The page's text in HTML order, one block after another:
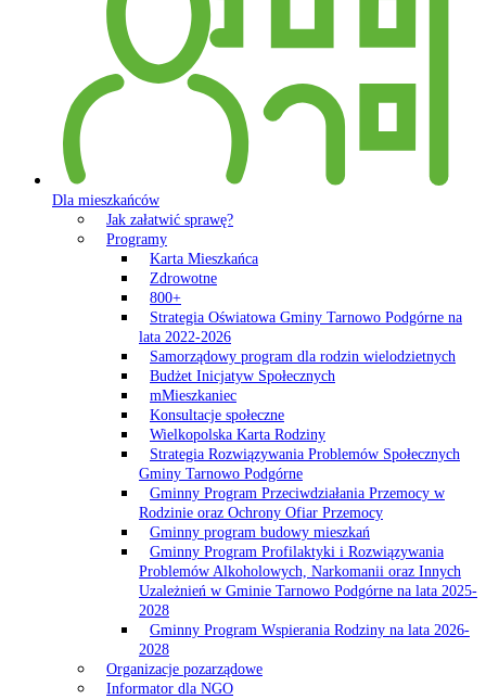
Dla mieszkańców
Jak załatwić sprawę?
Programy
Karta Mieszkańca
Zdrowotne
800+
Strategia Oświatowa Gminy Tarnowo Podgórne na
lata 2022-2026
Samorządowy program dla rodzin wielodzietnych
Budżet Inicjatyw Społecznych
mMieszkaniec
Konsultacje społeczne
Wielkopolska Karta Rodziny
Strategia Rozwiązywania Problemów Społecznych
Gminy Tarnowo Podgórne
Gminny Program Przeciwdziałania Przemocy w
Rodzinie oraz Ochrony Ofiar Przemocy
Gminny program budowy mieszkań
Gminny Program Profilaktyki i Rozwiązywania
Problemów Alkoholowych, Narkomanii oraz Innych
Uzależnień w Gminie Tarnowo Podgórne na lata 2025-
2028
Gminny Program Wspierania Rodziny na lata 2026-
2028
Organizacje pozarządowe
Informator dla NGO